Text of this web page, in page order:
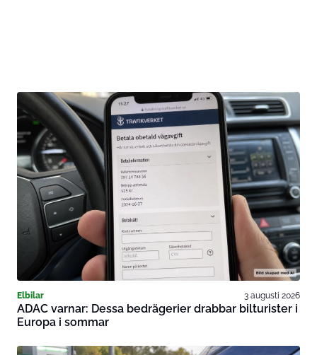
Elbilar 3 augusti 2026
ADAC varnar: Dessa bedrägerier drabbar bilturister i
Europa i sommar